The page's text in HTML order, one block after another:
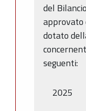
del
approvato
dotato
seguenti:
2025